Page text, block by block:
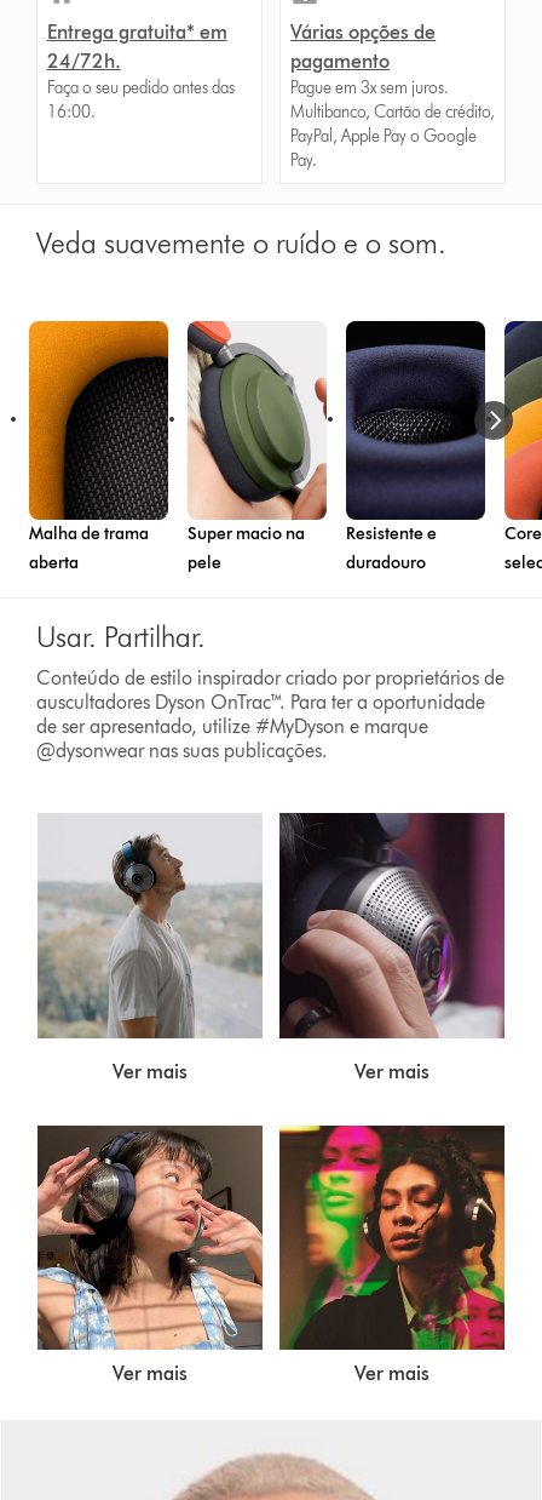
Entrega gratuita* em
24/72h.
Faça o seu pedido antes das
16:00.
Várias opções de
pagamento
Pague em 3x sem juros.
Multibanco, Cartão de crédito,
PayPal, Apple Pay o Google
Pay.
Veda suavemente o ruído e o som.
Malha de trama
aberta
Super macio na
pele
Resistente e
duradouro
Usar. Partilhar.
Conteúdo de estilo inspirador criado por proprietários de
auscultadores Dyson OnTrac™. Para ter a oportunidade
de ser apresentado, utilize #MyDyson e marque
@dysonwear nas suas publicações.
Ver mais Ver mais
Ver mais Ver mais